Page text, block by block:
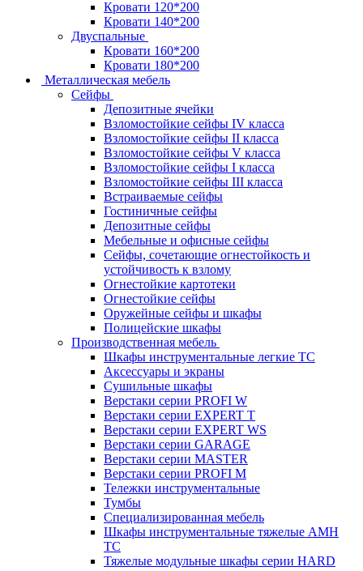
Кровати 120*200
Кровати 140*200
Двуспальные
Кровати 160*200
Кровати 180*200
Металлическая мебель
Сейфы
Депозитные ячейки
Взломостойкие сейфы IV класса
Взломостойкие сейфы II класса
Взломостойкие сейфы V класса
Взломостойкие сейфы I класса
Взломостойкие сейфы III класса
Встраиваемые сейфы
Гостиничные сейфы
Депозитные сейфы
Мебельные и офисные сейфы
Сейфы, сочетающие огнестойкость и
устойчивость к взлому
Огнестойкие картотеки
Огнестойкие сейфы
Оружейные сейфы и шкафы
Полицейские шкафы
Производственная мебель
Шкафы инструментальные легкие ТС
Аксессуары и экраны
Cушильные шкафы
Верстаки серии PROFI W
Верстаки серии EXPERT T
Верстаки серии EXPERT WS
Верстаки серии GARAGE
Верстаки серии MASTER
Верстаки серии PROFI M
Тележки инструментальные
Тумбы
Cпециализированная мебель
Шкафы инструментальные тяжелые AMH
TC
Тяжелые модульные шкафы серии HARD